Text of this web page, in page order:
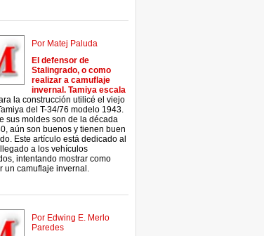
Por Matej Paluda
El defensor de
Stalingrado, o como
realizar a camuflaje
invernal. Tamiya escala
la construcción utilicé el viejo
del T-34/76 modelo 1943.
sus moldes son de la década
aún son buenos y tienen buen
Este artículo está dedicado al
a los vehículos
intentando mostrar como
un camuflaje invernal.
Por Edwing E. Merlo
Paredes